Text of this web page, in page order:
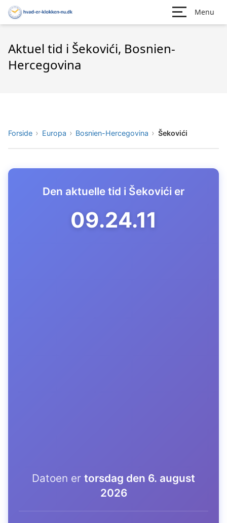
Menu
Aktuel tid i Šekovići, Bosnien-
Hercegovina
Forside Europa Bosnien-Hercegovina Šekovići
Den aktuelle tid i Šekovići er
09.24.12
Datoen er torsdag den 6. august
2026